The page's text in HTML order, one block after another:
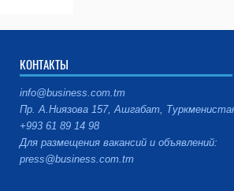
КОНТАКТЫ
info@business.com.tm
Пр. А.Ниязова 157, Ашгабат,
+993 61 89 14 98
Для размещения вакансий и объявлений:
press@business.com.tm